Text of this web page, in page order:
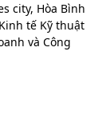
city, Hòa Bình
tế Kỹ thuật
và Công